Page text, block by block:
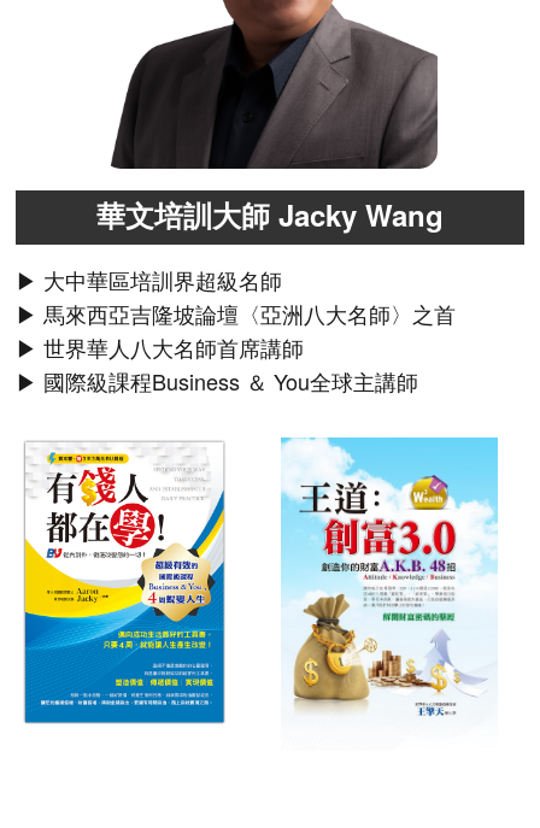
華文培訓大師 Jacky Wang
▶ 大中華區培訓界超級名師
▶ 馬來西亞吉隆坡論壇〈亞洲八大名師〉之首
▶ 世界華人八大名師首席講師
▶ 國際級課程Business ＆ You全球主講師